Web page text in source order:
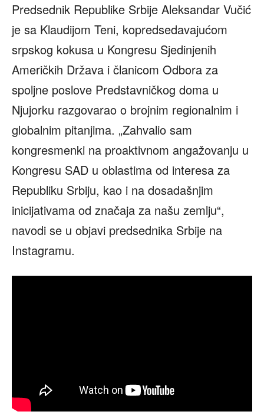
Predsednik Republike Srbije Aleksandar Vučić
je sa Klaudijom Teni, kopredsedavajućom
srpskog kokusa u Kongresu Sjedinjenih
Američkih Država i članicom Odbora za
spoljne poslove Predstavničkog doma u
Njujorku razgovarao o brojnim regionalnim i
globalnim pitanjima. „Zahvalio sam
kongresmenki na proaktivnom angažovanju u
Kongresu SAD u oblastima od interesa za
Republiku Srbiju, kao i na dosadašnjim
inicijativama od značaja za našu zemlju“,
navodi se u objavi predsednika Srbije na
Instagramu.